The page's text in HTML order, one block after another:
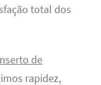
total dos
de
rapidez,